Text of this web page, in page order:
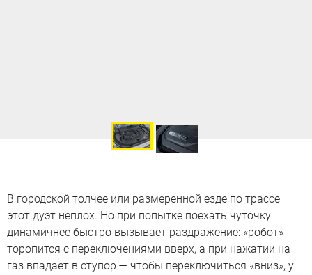
В городской толчее или размеренной езде по трассе
этот дуэт неплох. Но при попытке поехать чуточку
динамичнее быстро вызывает раздражение: «робот»
торопится с переключениями вверх, а при нажатии на
газ впадает в ступор — чтобы переключиться «вниз», у